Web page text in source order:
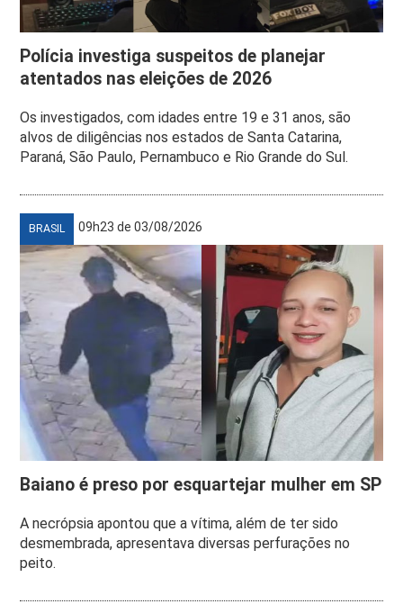
Polícia investiga suspeitos de planejar
atentados nas eleições de 2026
Os investigados, com idades entre 19 e 31 anos, são
alvos de diligências nos estados de Santa Catarina,
Paraná, São Paulo, Pernambuco e Rio Grande do Sul.
BRASIL 09h23 de 03/08/2026
Baiano é preso por esquartejar mulher em SP
A necrópsia apontou que a vítima, além de ter sido
desmembrada, apresentava diversas perfurações no
peito.